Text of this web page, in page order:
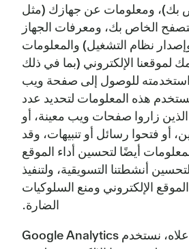
بك)، ومعلومات عن جهازك (مثل
الخاص بك، ومعرفات الجهاز
نظام التشغيل) والمعلومات
لموقعنا الإلكتروني (بما في ذلك
استخدمته للوصول إلى صفحة ويب
هذه المعلومات لتحديد عدد
زاروا صفحات ويب معينة، أو
أو فتحوا رسائل أو تنبيهات، وقد
أيضًا لتحسين أداء الموقع
أنشطتنا التسويقية، ولتنفيذ
الإلكتروني ومنع السلوكيات
الضارة.
كما هو موضح أعلاه، نستخدم Google Analytics